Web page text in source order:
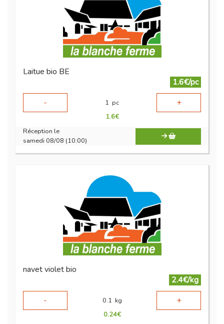
Laitue bio BE
1.6€/pc
-
1 pc +
1.6€
Réception le
samedi 08/08 (10:00)
navet violet bio
2.4€/kg
-
0.1 kg +
0.24€